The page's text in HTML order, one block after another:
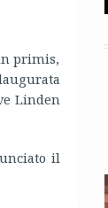
primis,
Linden
il